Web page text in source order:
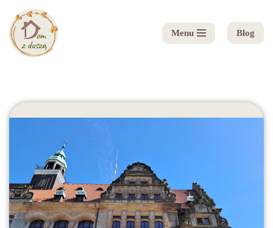
Przejdź
do
Menu Blog